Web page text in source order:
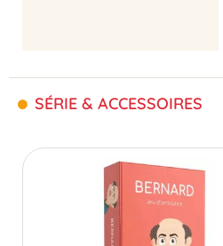
SÉRIE & ACCESSOIRES